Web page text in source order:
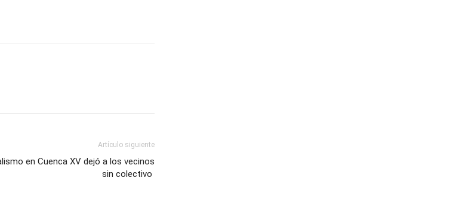
Artículo siguiente
en Cuenca XV dejó a los vecinos
sin colectivo